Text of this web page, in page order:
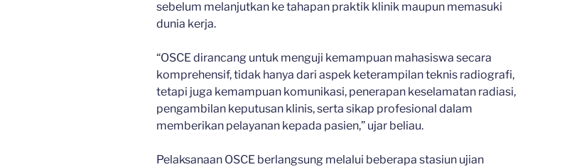
sebelum melanjutkan ke tahapan praktik klinik maupun memasuki
dunia kerja.
“OSCE dirancang untuk menguji kemampuan mahasiswa secara
komprehensif, tidak hanya dari aspek keterampilan teknis radiografi,
tetapi juga kemampuan komunikasi, penerapan keselamatan radiasi,
pengambilan keputusan klinis, serta sikap profesional dalam
memberikan pelayanan kepada pasien,” ujar beliau.
Pelaksanaan OSCE berlangsung melalui beberapa stasiun ujian